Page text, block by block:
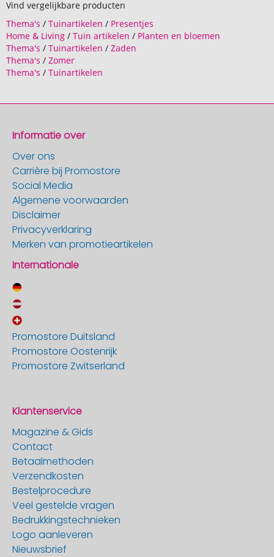
Vind vergelijkbare producten
Thema's / Tuinartikelen / Presentjes
Home & Living / Tuin artikelen / Planten en bloemen
Thema's / Tuinartikelen / Zaden
Thema's / Zomer
Thema's / Tuinartikelen
Informatie over
Over ons
Carrière bij Promostore
Social Media
Algemene voorwaarden
Disclaimer
Privacyverklaring
Merken van promotieartikelen
Internationale
Promostore Duitsland
Promostore Oostenrijk
Promostore Zwitserland
Klantenservice
Magazine & Gids
Contact
Betaalmethoden
Verzendkosten
Bestelprocedure
Veel gestelde vragen
Bedrukkingstechnieken
Logo aanleveren
Nieuwsbrief